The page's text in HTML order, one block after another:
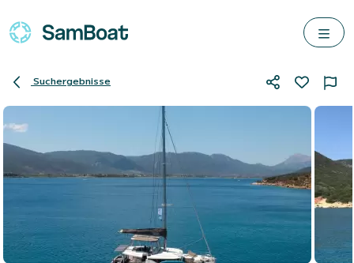
Suchergebnisse